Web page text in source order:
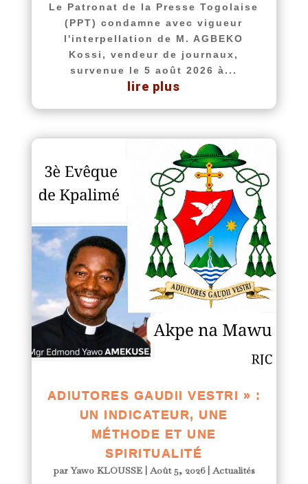
Le Patronat de la Presse Togolaise
(PPT) condamne avec vigueur
l'interpellation de M. AGBEKO
Kossi, vendeur de journaux,
survenue le 5 août 2026 à...
lire plus
ADIUTORES GAUDII VESTRI » :
UN INDICATEUR, UNE
MÉTHODE ET UNE
SPIRITUALITÉ
parYawo KLOUSSE|Août 5, 2026|Actualités